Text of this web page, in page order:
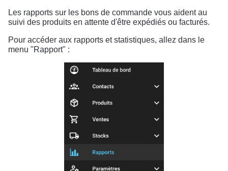
Les rapports sur les bons de commande vous aident au
suivi des produits en attente d'être expédiés ou facturés.
Pour accéder aux rapports et statistiques, allez dans le
menu "Rapport" :